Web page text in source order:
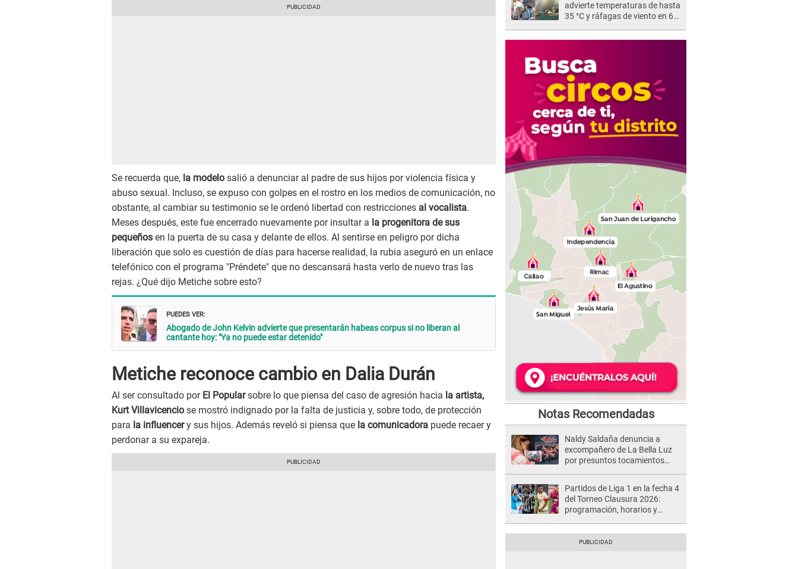
Se recuerda que, la modelo salió a denunciar al padre de sus hijos por violencia física y
abuso sexual. Incluso, se expuso con golpes en el rostro en los medios de comunicación, no
obstante, al cambiar su testimonio se le ordenó libertad con restricciones al vocalista.
Meses después, este fue encerrado nuevamente por insultar a la progenitora de sus
pequeños en la puerta de su casa y delante de ellos. Al sentirse en peligro por dicha
liberación que solo es cuestión de días para hacerse realidad, la rubia aseguró en un enlace
telefónico con el programa "Préndete" que no descansará hasta verlo de nuevo tras las
rejas. ¿Qué dijo Metiche sobre esto?
PUEDES VER:
Abogado de John Kelvin advierte que presentarán habeas corpus si no liberan al
cantante hoy: "Ya no puede estar detenido"
Metiche reconoce cambio en Dalia Durán
Al ser consultado por El Popularsobre lo que piensa del caso de agresión hacia la artista,
Kurt Villavicencio se mostró indignado por la falta de justicia y, sobre todo, de protección
para la influencery sus hijos. Además reveló si piensa que la comunicadora puede recaer y
perdonar a su expareja.
advierte temperaturas de hasta
35 °C y ráfagas de viento en 6
Notas Recomendadas
Naldy Saldaña denuncia a
excompañero de La Bella Luz
por presuntos tocamientos
Partidos de Liga 1 en la fecha 4
del Torneo Clausura 2026:
programación, horarios y